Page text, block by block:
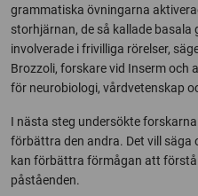
grammatiska övningarna
storhjärnan, de så kallade
involverade i frivilliga rörelser,
Brozzoli, forskare vid Inserm och
för neurobiologi, vårdvetenskap
I nästa steg undersökte
förbättra den andra. Det vill säga
kan förbättra förmågan att
påståenden.